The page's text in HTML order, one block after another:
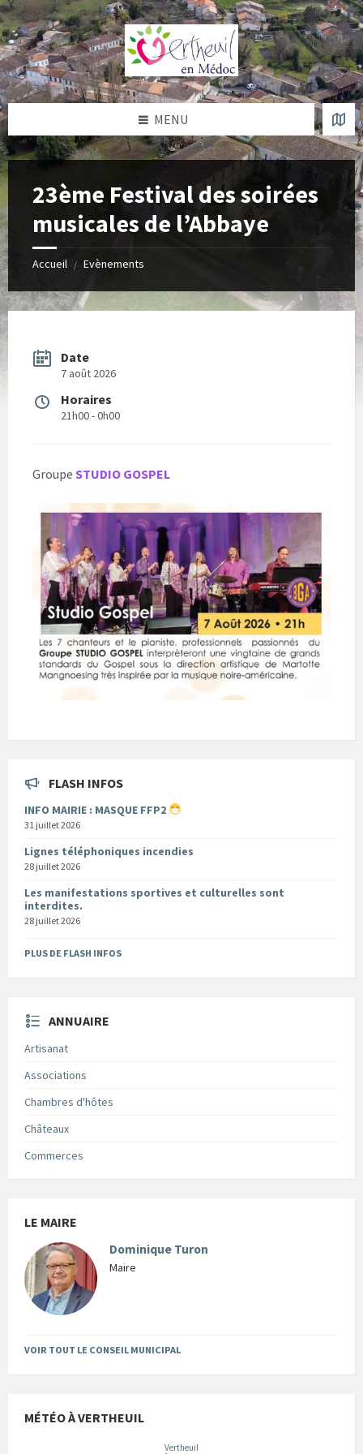
Skip
to
content
Skip
to
left
sidebar
Skip
to
right
sidebar
Skip
to
footer
MENU
23ème Festival des soirées
musicales de l’Abbaye
Accueil / Evènements
Date
7 août 2026
Horaires
21h00 - 0h00
Groupe STUDIO GOSPEL
FLASH INFOS
INFO MAIRIE : MASQUE FFP2
31 juillet 2026
Lignes téléphoniques incendies
28 juillet 2026
Les manifestations sportives et culturelles sont
interdites.
28 juillet 2026
PLUS DE FLASH INFOS
ANNUAIRE
Artisanat
Associations
Chambres d'hôtes
Châteaux
Commerces
LE MAIRE
Dominique Turon
Maire
VOIR TOUT LE CONSEIL MUNICIPAL
MÉTÉO À VERTHEUIL
Vertheuil